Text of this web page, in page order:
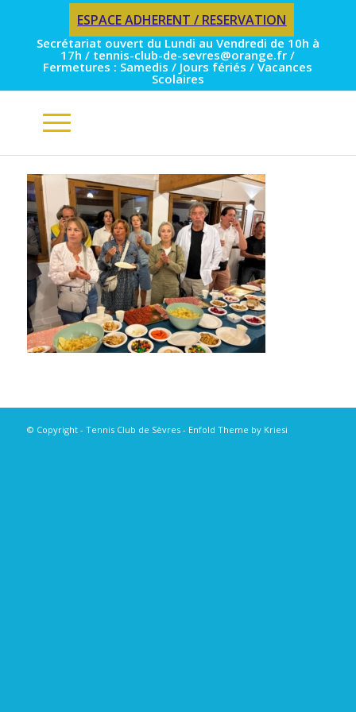
ESPACE ADHERENT / RESERVATION
Secrétariat ouvert du Lundi au Vendredi de 10h à
17h / tennis-club-de-sevres@orange.fr /
Fermetures : Samedis / Jours fériés / Vacances
Scolaires
© Copyright - Tennis Club de Sèvres - Enfold Theme by Kriesi